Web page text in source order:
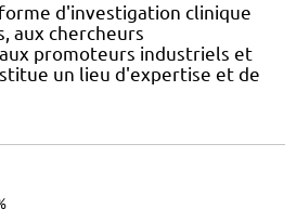
d'investigation clinique
aux chercheurs
promoteurs industriels et
un lieu d'expertise et de